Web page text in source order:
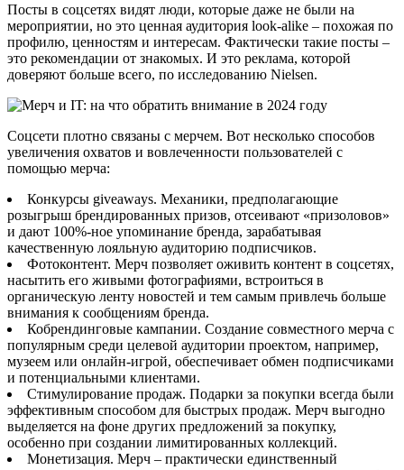
Посты в соцсетях видят люди, которые даже не были на
мероприятии, но это ценная аудитория look-alike – похожая по
профилю, ценностям и интересам. Фактически такие посты –
это рекомендации от знакомых. И это реклама, которой
доверяют больше всего, по исследованию Nielsen.
Соцсети плотно связаны с мерчем. Вот несколько способов
увеличения охватов и вовлеченности пользователей с
помощью мерча:
Конкурсы giveaways. Механики, предполагающие
розыгрыш брендированных призов, отсеивают «призоловов»
и дают 100%-ное упоминание бренда, зарабатывая
качественную лояльную аудиторию подписчиков.
Фотоконтент. Мерч позволяет оживить контент в соцсетях,
насытить его живыми фотографиями, встроиться в
органическую ленту новостей и тем самым привлечь больше
внимания к сообщениям бренда.
Кобрендинговые кампании. Создание совместного мерча с
популярным среди целевой аудитории проектом, например,
музеем или онлайн-игрой, обеспечивает обмен подписчиками
и потенциальными клиентами.
Стимулирование продаж. Подарки за покупки всегда были
эффективным способом для быстрых продаж. Мерч выгодно
выделяется на фоне других предложений за покупку,
особенно при создании лимитированных коллекций.
Монетизация. Мерч – практически единственный